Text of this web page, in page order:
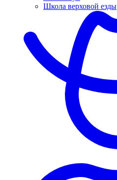
Школа верховой езды